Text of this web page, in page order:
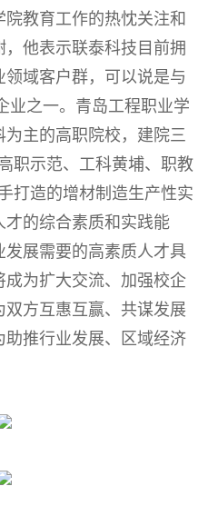
教育工作的热忱关注和
他表示联泰科技目前拥
域客户群，可以说是与
业之一。青岛工程职业学
主的高职院校，建院三
职示范、工科黄埔、职教
打造的增材制造生产性实
的综合素质和实践能
展需要的高素质人才具
为扩大交流、加强校企
方互惠互赢、共谋发展
推行业发展、区域经济